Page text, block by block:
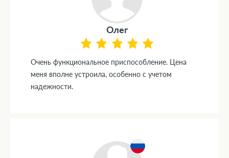
Олег
Очень функциональное приспособление. Цена
меня вполне устроила, особенно с учетом
надежности.